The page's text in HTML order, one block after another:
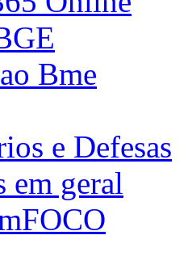
Bme
e Defesas
em geral